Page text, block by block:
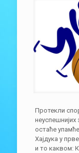
Протекли
остаће
Хајдука у
и то каквом: